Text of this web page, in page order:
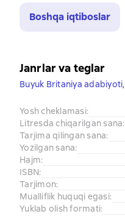
Boshqa iqtiboslar
Janrlar va teglar
Buyuk Britaniya adabiyoti,
Yosh cheklamasi:
Litresda chiqarilgan sana:
Tarjima qilingan sana:
Yozilgan sana:
Hajm:
ISBN:
Tarjimon:
Mualliflik huquqi egasi:
Yuklab olish formati: